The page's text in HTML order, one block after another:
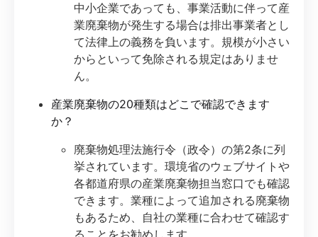
中小企業であっても、事業活動に伴って産
業廃棄物が発生する場合は排出事業者とし
て法律上の義務を負います。規模が小さい
からといって免除される規定はありませ
ん。
産業廃棄物の20種類はどこで確認できます
か？
廃棄物処理法施行令（政令）の第2条に列
挙されています。環境省のウェブサイトや
各都道府県の産業廃棄物担当窓口でも確認
できます。業種によって追加される廃棄物
もあるため、自社の業種に合わせて確認す
ることをお勧めします。